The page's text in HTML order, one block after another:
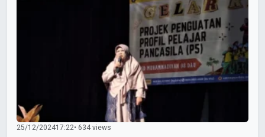
25/12/202417:22• 634 views